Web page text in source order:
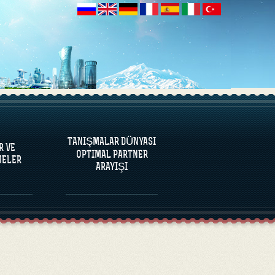
VE
TANIŞMALAR DÜNYASI
OPTIMAL PARTNER
ARAYIŞI